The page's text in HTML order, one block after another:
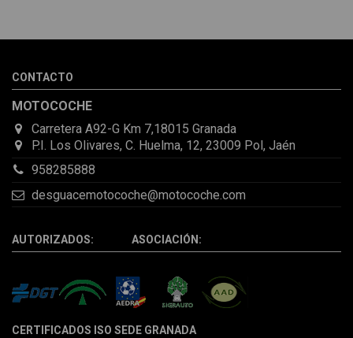
la pieza llegó correcta y bien embalada, además de llegarme 2
CONTACTO
MOTOCOCHE
Carretera A92-G Km 7,18015 Granada
P.I. Los Olivares, C. Huelma, 12, 23009 Pol, Jaén
958285888
desguacemotocoche@motocoche.com
AUTORIZADOS: ASOCIACIÓN:
CERTIFICADOS ISO SEDE GRANADA